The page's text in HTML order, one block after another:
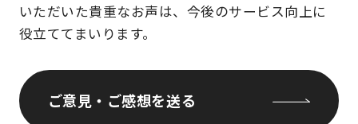
いただいた貴重なお声は、今後のサービス向上に
役立ててまいります。
ご意見・ご感想を送る